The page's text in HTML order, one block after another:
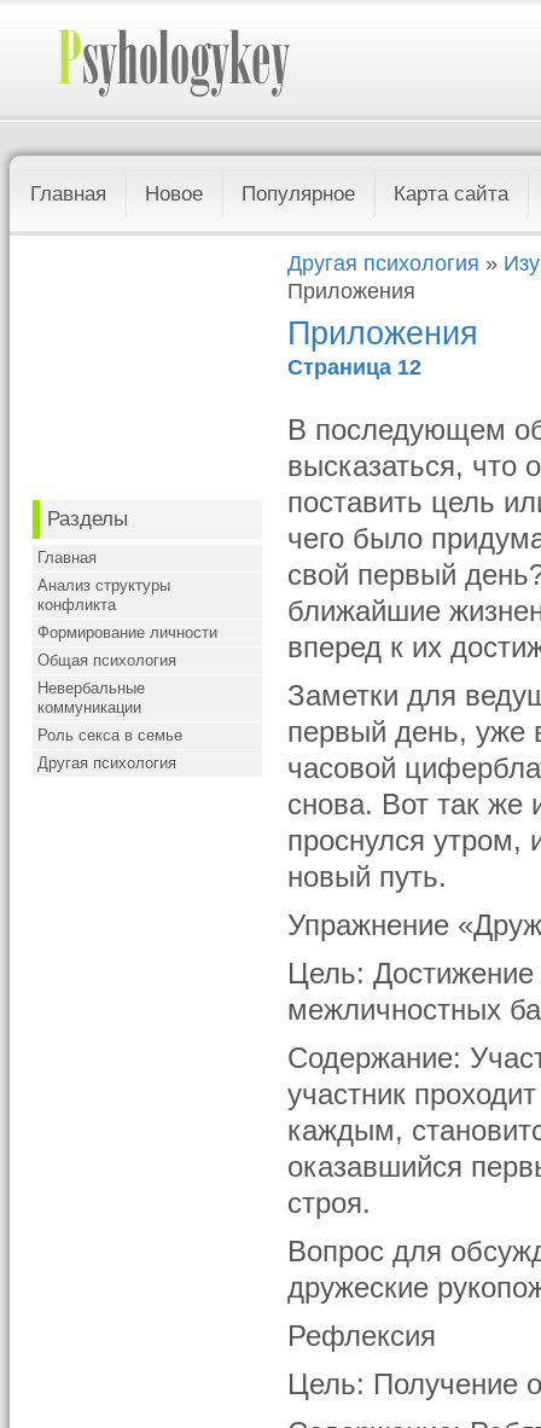
Главная Новое Популярное Карта сайта
Разделы
Главная
Анализ структуры
конфликта
Формирование личности
Общая психология
Невербальные
коммуникации
Роль секса в семье
Другая психология
Другая психология »
Приложения
Приложения
Страница 12
В последующем
высказаться, что
поставить цель
чего было
свой первый
ближайшие
вперед к их
Заметки для
первый день, уже
часовой
снова. Вот так же
проснулся утром,
новый путь.
Упражнение
Цель: Достижение
межличностных
Содержание:
участник
каждым,
оказавшийся
строя.
Вопрос для
дружеские
Рефлексия
Цель: Получение